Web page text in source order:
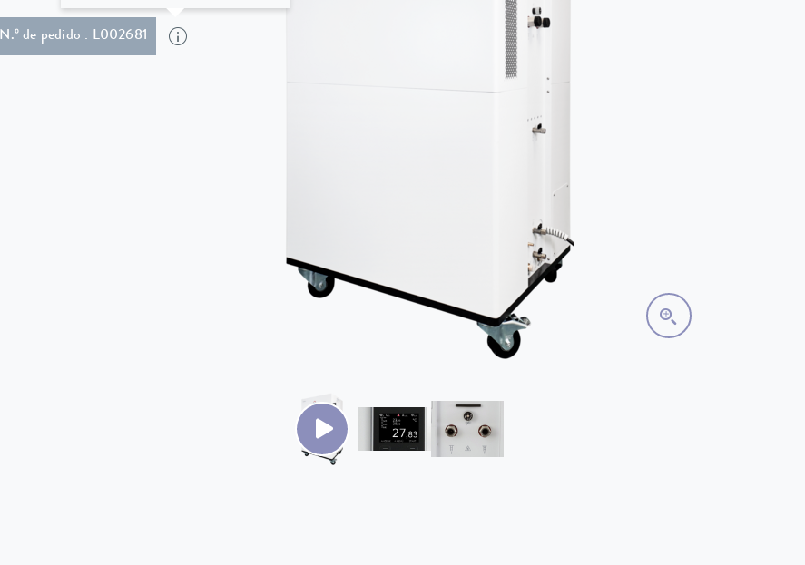
& 460 V; 3/PE; 60 Hz , caja de conexiones eléctricas sin cable de alimentación, sin enchufe
N.º de pedido : L002681